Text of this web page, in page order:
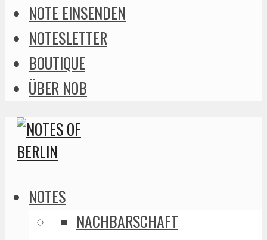
NOTE EINSENDEN
NOTESLETTER
BOUTIQUE
ÜBER NOB
NOTES
NACHBARSCHAFT